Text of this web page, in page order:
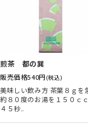
煎茶 都の巽
販売価格540円(税込)
美味しい飲み方 茶葉８ｇを
約８０度のお湯を１５０ｃ
４５秒..